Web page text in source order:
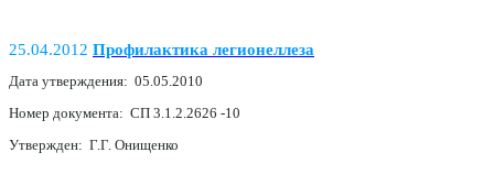
25.04.2012 Профилактика легионеллеза
Дата утверждения: 05.05.2010
Номер документа: СП 3.1.2.2626 -10
Утвержден: Г.Г. Онищенко